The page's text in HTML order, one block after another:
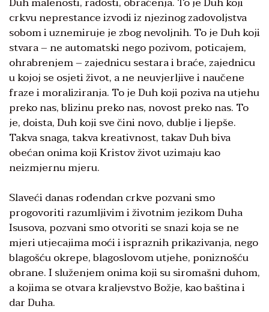
crkvu neprestance izvodi iz njezinog zadovoljstva
sobom i uznemiruje je zbog nevoljnih. To je Duh koji
stvara – ne automatski nego pozivom, poticajem,
ohrabrenjem – zajednicu sestara i braće, zajednicu
u kojoj se osjeti život, a ne neuvjerljive i naučene
fraze i moraliziranja. To je Duh koji poziva na utjehu
preko nas, blizinu preko nas, novost preko nas. To
je, doista, Duh koji sve čini novo, dublje i ljepše.
Takva snaga, takva kreativnost, takav Duh biva
obećan onima koji Kristov život uzimaju kao
neizmjernu mjeru.
Slaveći danas rođendan crkve pozvani smo
progovoriti razumljivim i životnim jezikom Duha
Isusova, pozvani smo otvoriti se snazi koja se ne
mjeri utjecajima moći i ispraznih prikazivanja, nego
blagošću okrepe, blagoslovom utjehe, poniznošću
obrane. I služenjem onima koji su siromašni duhom,
a kojima se otvara kraljevstvo Božje, kao baština i
dar Duha.